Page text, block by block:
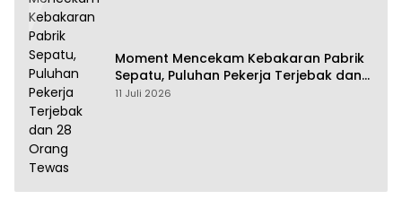
Moment Mencekam Kebakaran Pabrik
Sepatu, Puluhan Pekerja Terjebak dan
28 Orang Tewas
11 Juli 2026